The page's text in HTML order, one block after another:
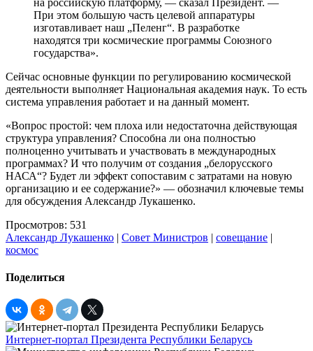
При этом большую часть целевой аппаратуры
изготавливает наш „Пеленг“. В разработке
находятся три космические программы Союзного
государства».
Сейчас основные функции по регулированию космической
деятельности выполняет Национальная академия наук. То есть
система управления работает и на данный момент.
«Вопрос простой: чем плоха или недостаточна действующая
структура управления? Способна ли она полностью
полноценно учитывать и участвовать в международных
программах? И что получим от создания „белорусского
НАСА“? Будет ли эффект сопоставим с затратами на новую
организацию и ее содержание?» — обозначил ключевые темы
для обсуждения Александр Лукашенко.
Просмотров: 531
Александр Лукашенко | Совет Министров | совещание |
космос
Поделиться
Интернет-портал Президента Республики Беларусь